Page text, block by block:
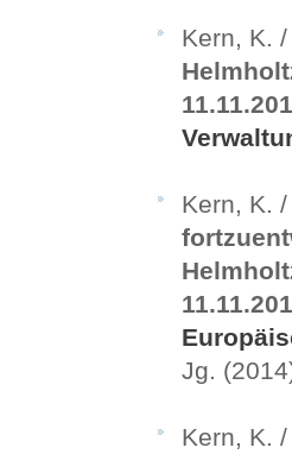
Kern, K.
Kern, K.
Jg.
Kern, K.